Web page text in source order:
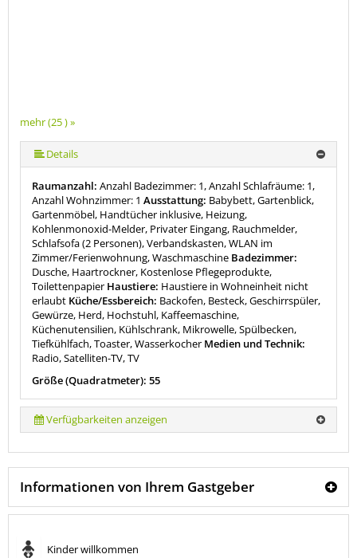
mehr (25 ) »
mehr (25 ) »
mehr (25 ) »
mehr (25 ) »
mehr (25 ) »
mehr (25 ) »
mehr (25 ) »
mehr (25 ) »
mehr (25 ) »
mehr (25 ) »
mehr (25 ) »
mehr (25 ) »
mehr (25 ) »
mehr (25 ) »
mehr (25 ) »
mehr (25 ) »
mehr (25 ) »
mehr (25 ) »
mehr (25 ) »
mehr (25 ) »
mehr (25 ) »
mehr (25 ) »
Details
Raumanzahl: Anzahl Badezimmer: 1, Anzahl Schlafräume: 1,
Anzahl Wohnzimmer: 1 Ausstattung: Babybett, Gartenblick,
Gartenmöbel, Handtücher inklusive, Heizung,
Kohlenmonoxid-Melder, Privater Eingang, Rauchmelder,
Schlafsofa (2 Personen), Verbandskasten, WLAN im
Zimmer/Ferienwohnung, Waschmaschine Badezimmer:
Dusche, Haartrockner, Kostenlose Pflegeprodukte,
Toilettenpapier Haustiere: Haustiere in Wohneinheit nicht
erlaubt Küche/Essbereich: Backofen, Besteck, Geschirrspüler,
Gewürze, Herd, Hochstuhl, Kaffeemaschine,
Küchenutensilien, Kühlschrank, Mikrowelle, Spülbecken,
Tiefkühlfach, Toaster, Wasserkocher Medien und Technik:
Radio, Satelliten-TV, TV
Größe (Quadratmeter): 55
Verfügbarkeiten anzeigen
Informationen von Ihrem Gastgeber
Kinder willkommen